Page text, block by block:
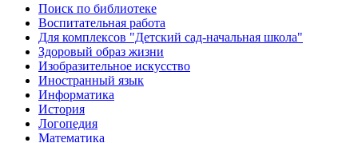
Поиск по библиотеке
Воспитательная работа
Для комплексов "Детский сад-начальная школа"
Здоровый образ жизни
Изобразительное искусство
Иностранный язык
Информатика
История
Логопедия
Математика